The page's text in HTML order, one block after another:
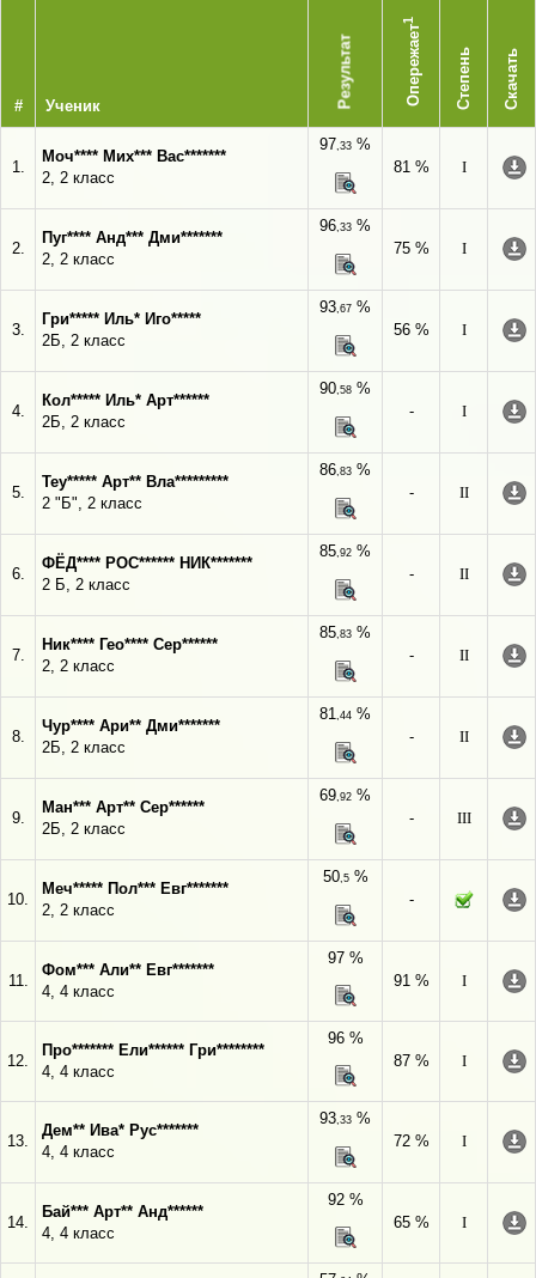
# Ученик Результат Опережает
1
Степень Скачать
1.
Моч**** Мих*** Вас*******
2, 2 класс
97,33 %
81 %
I
2.
Пуг**** Анд*** Дми*******
2, 2 класс
96,33 %
75 %
I
3.
Гри***** Иль* Иго*****
2Б, 2 класс
93,67 %
56 %
I
4.
Кол***** Иль* Арт******
2Б, 2 класс
90,58 %
-
I
5.
Теу***** Арт** Вла*********
2 "Б", 2 класс
86,83 %
-
II
6.
ФЁД**** РОС****** НИК*******
2 Б, 2 класс
85,92 %
-
II
7.
Ник**** Гео**** Сер******
2, 2 класс
85,83 %
-
II
8.
Чур**** Ари** Дми*******
2Б, 2 класс
81,44 %
-
II
9.
Ман*** Арт** Сер******
2Б, 2 класс
69,92 %
-
III
10.
Меч***** Пол*** Евг*******
2, 2 класс
50,5%
-
11.
Фом*** Али** Евг*******
4, 4 класс
97 %
91 %
I
12.
Про******* Ели****** Гри********
4, 4 класс
96 %
87 %
I
13.
Дем** Ива* Рус*******
4, 4 класс
93,33 %
72 %
I
14.
Бай*** Арт** Анд******
4, 4 класс
92 %
65 %
I